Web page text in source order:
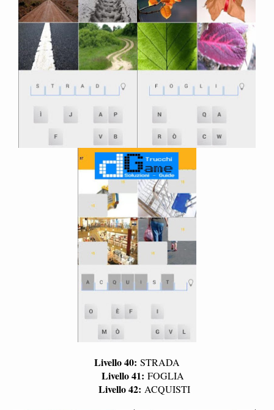
Livello 40: STRADA
Livello 41: FOGLIA
Livello 42: ACQUISTI